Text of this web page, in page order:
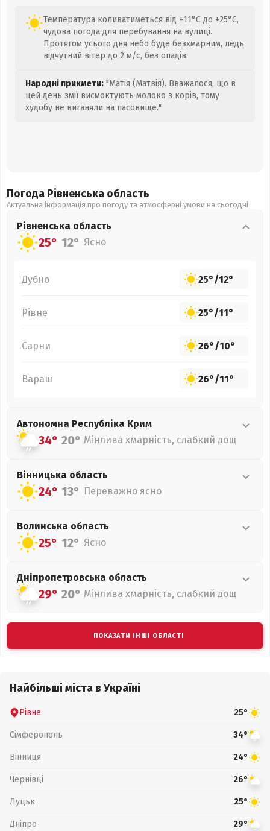
Температура коливатиметься від +11°C до +25°C,
чудова погода для перебування на вулиці.
Протягом усього дня небо буде безхмарним, ледь
відчутний вітер до 2 м/с, без опадів.
Народні прикмети: "Матія (Матвія). Вважалося, що в
цей день змії висмоктують молоко з корів, тому
худобу не виганяли на пасовище."
Погода Рівненська область
Актуальна інформація про погоду та атмосферні умови на сьогодні
Рівненська область
25° 12° Ясно
Дубно 25°/12°
Рівне 25°/11°
Сарни 26°/10°
Вараш 26°/11°
Автономна Республіка Крим
34° 20° Мінлива хмарність, слабкий дощ
Вінницька область
24° 13° Переважно ясно
Волинська область
25° 12° Ясно
Дніпропетровська область
29° 20° Мінлива хмарність, слабкий дощ
ПОКАЗАТИ ІНШІ ОБЛАСТІ
Найбільші міста в Україні
Рівне 25°
Сімферополь 34°
Вінниця 24°
Чернівці 26°
Луцьк 25°
Дніпро 29°